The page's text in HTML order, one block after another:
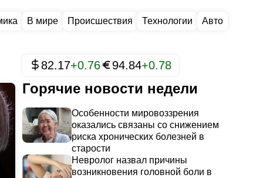
В мире Происшествия Технологии Авто
82.17+0.76 94.84+0.78
Горячие новости недели
Особенности мировоззрения
оказались связаны со снижением
риска хронических болезней в
старости
Невролог назвал причины
возникновения головной боли в